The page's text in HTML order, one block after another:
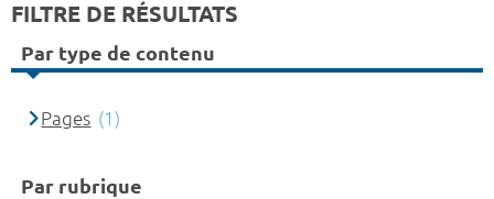
FILTRE DE RÉSULTATS
Par type de contenu
Pages (1)
Par rubrique